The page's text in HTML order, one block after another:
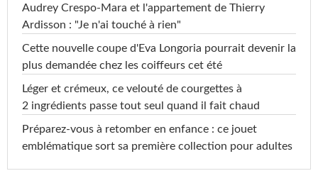
Audrey Crespo-Mara et l'appartement de Thierry
Ardisson : "Je n'ai touché à rien"
Cette nouvelle coupe d'Eva Longoria pourrait devenir la
plus demandée chez les coiffeurs cet été
Léger et crémeux, ce velouté de courgettes à
2 ingrédients passe tout seul quand il fait chaud
Préparez-vous à retomber en enfance : ce jouet
emblématique sort sa première collection pour adultes